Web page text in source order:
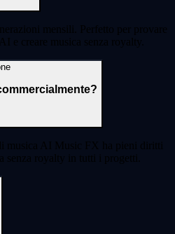
mensili. Perfetto per provare
e creare musica senza royalty.
musica AI Music FX ha pieni diritti
senza royalty in tutti i progetti.